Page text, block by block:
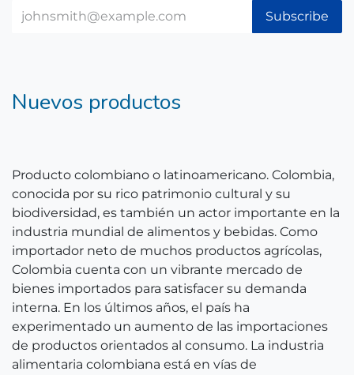
Subscribe
Nuevos productos
Producto colombiano o latinoamericano. Colombia,
conocida por su rico patrimonio cultural y su
biodiversidad, es también un actor importante en la
industria mundial de alimentos y bebidas. Como
importador neto de muchos productos agrícolas,
Colombia cuenta con un vibrante mercado de
bienes importados para satisfacer su demanda
interna. En los últimos años, el país ha
experimentado un aumento de las importaciones
de productos orientados al consumo. La industria
alimentaria colombiana está en vías de